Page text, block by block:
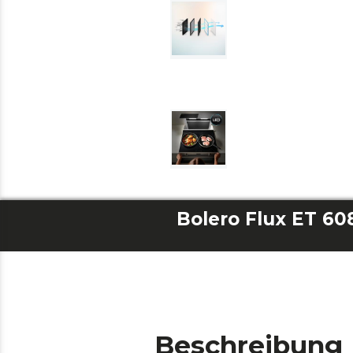
Bolero Flux ET
Beschreibung